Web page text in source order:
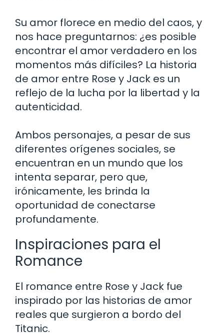
Su amor florece en medio del caos, y
nos hace preguntarnos: ¿es posible
encontrar el amor verdadero en los
momentos más difíciles? La historia
de amor entre Rose y Jack es un
reflejo de la lucha por la libertad y la
autenticidad.
Ambos personajes, a pesar de sus
diferentes orígenes sociales, se
encuentran en un mundo que los
intenta separar, pero que,
irónicamente, les brinda la
oportunidad de conectarse
profundamente.
Inspiraciones para el
Romance
El romance entre Rose y Jack fue
inspirado por las historias de amor
reales que surgieron a bordo del
Titanic.